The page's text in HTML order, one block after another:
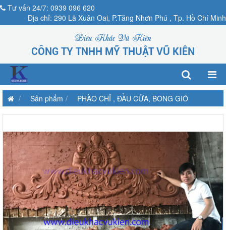
Tư vấn 24/7: 0939 096 620
Địa chỉ: 290 Lã Xuân Oai, P.Tăng Nhơn Phú , Tp. Hồ Chí Minh
Điêu Khắc Vũ Kiên
CÔNG TY TNHH MỸ THUẬT VŨ KIÊN
Sản phẩm PHÀO CHỈ , ĐẦU CỬA, BÔNG GIÓ